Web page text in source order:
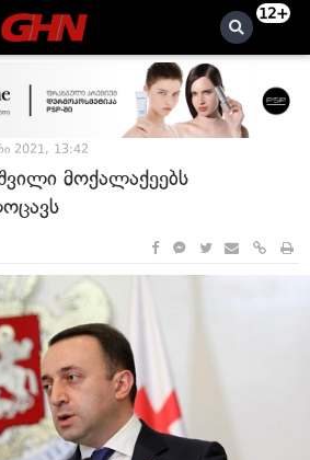
12+
2021, 13:42
მოქალაქეებს